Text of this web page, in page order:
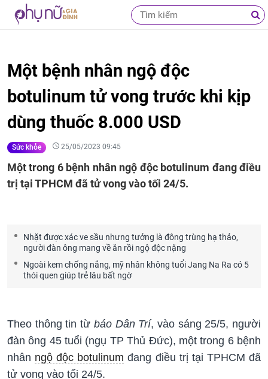
Một bệnh nhân ngộ độc
botulinum tử vong trước khi kịp
dùng thuốc 8.000 USD
Sức khỏe 25/05/2023 09:45
Một trong 6 bệnh nhân ngộ độc botulinum đang điều
trị tại TPHCM đã tử vong vào tối 24/5.
Nhặt được xác ve sầu nhưng tưởng là đông trùng hạ thảo,
người đàn ông mang về ăn rồi ngộ độc nặng
Ngoài kem chống nắng, mỹ nhân không tuổi Jang Na Ra có 5
thói quen giúp trẻ lâu bất ngờ
Theo thông tin từ báo Dân Trí, vào sáng 25/5, người
đàn ông 45 tuổi (ngụ TP Thủ Đức), một trong 6 bệnh
nhân ngộ độc botulinum đang điều trị tại TPHCM đã
tử vong vào tối 24/5.